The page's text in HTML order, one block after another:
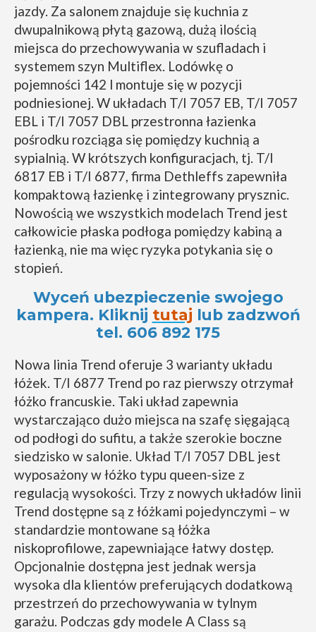
jazdy. Za salonem znajduje się kuchnia z
dwupalnikową płytą gazową, dużą ilością
miejsca do przechowywania w szufladach i
systemem szyn Multiflex. Lodówkę o
pojemności 142 l montuje się w pozycji
podniesionej. W układach T/I 7057 EB, T/I 7057
EBL i T/I 7057 DBL przestronna łazienka
pośrodku rozciąga się pomiędzy kuchnią a
sypialnią. W krótszych konfiguracjach, tj. T/I
6817 EB i T/I 6877, firma Dethleffs zapewniła
kompaktową łazienkę i zintegrowany prysznic.
Nowością we wszystkich modelach Trend jest
całkowicie płaska podłoga pomiędzy kabiną a
łazienką, nie ma więc ryzyka potykania się o
stopień.
Wyceń ubezpieczenie swojego
kampera. Kliknij tutaj lub zadzwoń
tel. 606 892 175
Nowa linia Trend oferuje 3 warianty układu
łóżek. T/I 6877 Trend po raz pierwszy otrzymał
łóżko francuskie. Taki układ zapewnia
wystarczająco dużo miejsca na szafę sięgającą
od podłogi do sufitu, a także szerokie boczne
siedzisko w salonie. Układ T/I 7057 DBL jest
wyposażony w łóżko typu queen-size z
regulacją wysokości. Trzy z nowych układów linii
Trend dostępne są z łóżkami pojedynczymi – w
standardzie montowane są łóżka
niskoprofilowe, zapewniające łatwy dostęp.
Opcjonalnie dostępna jest jednak wersja
wysoka dla klientów preferujących dodatkową
przestrzeń do przechowywania w tylnym
garażu. Podczas gdy modele A Class są